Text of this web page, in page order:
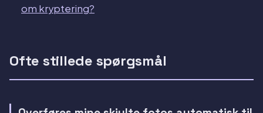
om kryptering?
Ofte stillede spørgsmål